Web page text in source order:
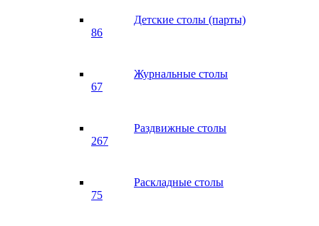
Детские столы (парты)
86
Журнальные столы
67
Раздвижные столы
267
Раскладные столы
75